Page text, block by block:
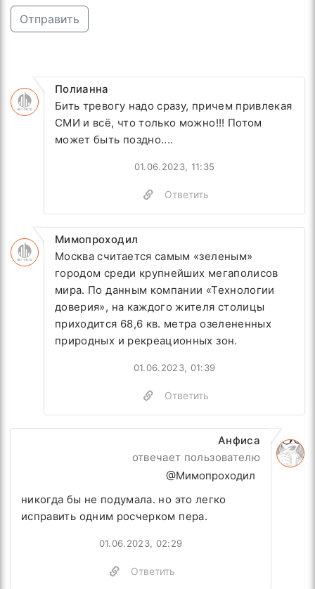
Отправить
Полианна
Бить тревогу надо сразу, причем привлекая
СМИ и всё, что только можно!!! Потом
может быть поздно....
01.06.2023, 11:35
Ответить
Мимопроходил
Москва считается самым «зеленым»
городом среди крупнейших мегаполисов
мира. По данным компании «Технологии
доверия», на каждого жителя столицы
приходится 68,6 кв. метра озелененных
природных и рекреационных зон.
01.06.2023, 01:39
Ответить
Анфиса
отвечает пользователю
@Мимопроходил
никогда бы не подумала. но это легко
исправить одним росчерком пера.
Ответить
01.06.2023, 02:29